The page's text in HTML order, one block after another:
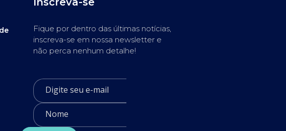
Fique por dentro das últimas notícias,
inscreva-se em nossa newsletter e
não perca nenhum detalhe!